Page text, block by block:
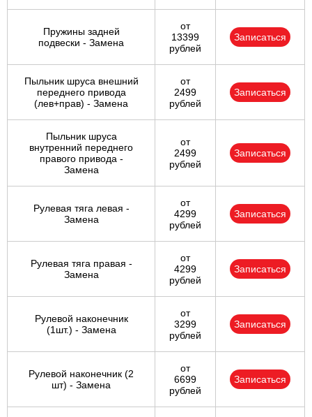
Пружины задней
подвески - Замена
от
13399
рублей
Записаться
Пыльник шруса внешний
переднего привода
(лев+прав) - Замена
от
2499
рублей
Записаться
Пыльник шруса
внутренний переднего
правого привода -
Замена
от
2499
рублей
Записаться
Рулевая тяга левая -
Замена
от
4299
рублей
Записаться
Рулевая тяга правая -
Замена
от
4299
рублей
Записаться
Рулевой наконечник
(1шт.) - Замена
от
3299
рублей
Записаться
Рулевой наконечник (2
шт) - Замена
от
6699
рублей
Записаться